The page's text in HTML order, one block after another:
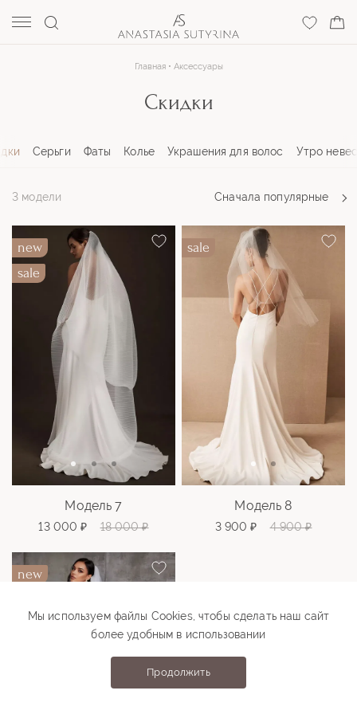
Главная Аксессуары
Скидки
3 модели Сначала популярные
Серьги Фаты Колье Украшения для волос Утро
new
sale
Модель 7
13 000 ₽ 18 000 ₽
sale
Модель 8
3 900 ₽ 4 900 ₽
new
Мы используем файлы Cookies, чтобы сделать наш сайт
более удобным в использовании
Продолжить